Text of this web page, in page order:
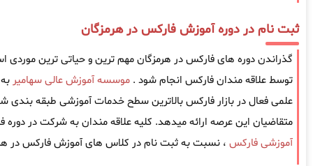
ثبت نام در دوره آموزش فارکس در هرمزگان
گذراندن دوره های فارکس در هرمزگان مهم ترین و حیاتی ترین موردی
توسط علاقه مندان فارکس انجام شود . موسسه آموزش عالی سهامیر
علمی فعال در بازار فارکس بالاترین سطح خدمات آموزشی طبقه بندی
متقاضیان این عرصه ارائه میدهد. کلیه علاقه مندان به شرکت در دوره
آموزشی فارکس ، نسبت به ثبت نام در کلاس های آموزش فارکس در